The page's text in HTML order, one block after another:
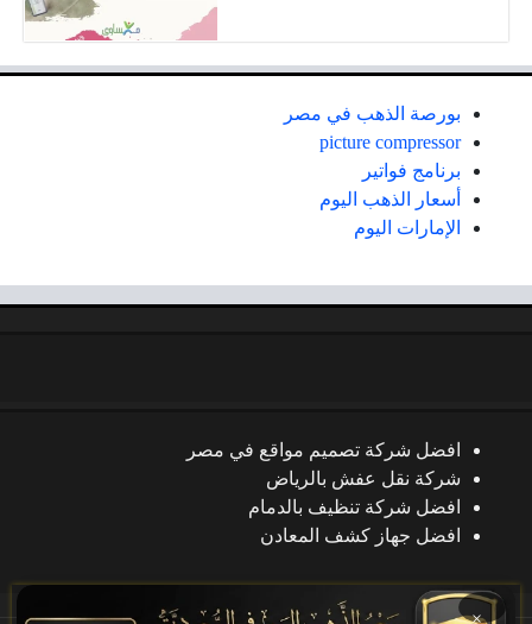
بورصة الذهب في مصر
picture compressor
برنامج فواتير
أسعار الذهب اليوم
الإمارات اليوم
افضل شركة تصميم مواقع في مصر
شركة نقل عفش بالرياض
افضل شركة تنظيف بالدمام
افضل جهاز كشف المعادن
×